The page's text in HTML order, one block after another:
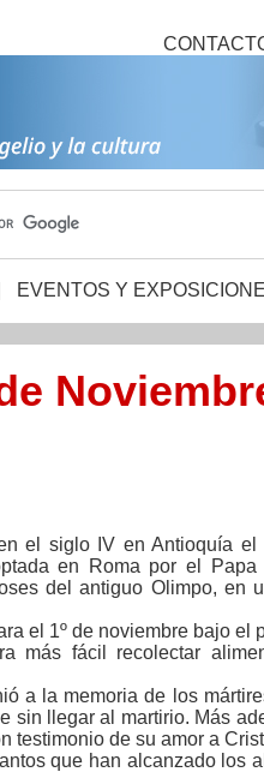
EVENTOS Y
el siglo IV en Antioquía
en Roma por el
del antiguo Olimpo,
el 1º de noviembre bajo el
más fácil recolectar
a la memoria de los
sin llegar al martirio. Más
testimonio de su amor a
que han alcanzado los